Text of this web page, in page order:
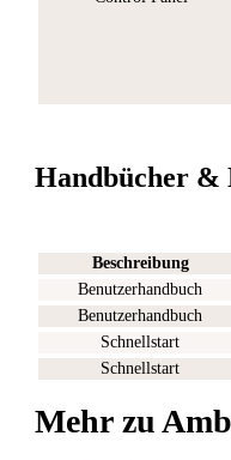
Handbücher &
Beschreibung
Benutzerhandbuch
Benutzerhandbuch
Schnellstart
Schnellstart
Mehr zu